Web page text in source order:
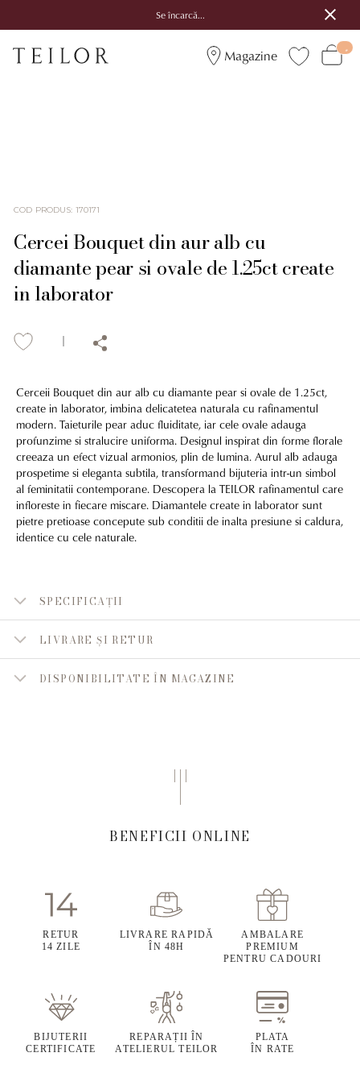
Se încarcă...
Magazine
COD PRODUS: 170171
Cercei Bouquet din aur alb cu
diamante pear si ovale de 1.25ct create
in laborator
Cerceii Bouquet din aur alb cu diamante pear si ovale de 1.25ct,
create in laborator, imbina delicatetea naturala cu rafinamentul
modern. Taieturile pear aduc fluiditate, iar cele ovale adauga
profunzime si stralucire uniforma. Designul inspirat din forme florale
creeaza un efect vizual armonios, plin de lumina. Aurul alb adauga
prospetime si eleganta subtila, transformand bijuteria intr-un simbol
al feminitatii contemporane. Descopera la TEILOR rafinamentul care
infloreste in fiecare miscare. Diamantele create in laborator sunt
pietre pretioase concepute sub conditii de inalta presiune si caldura,
identice cu cele naturale.
SPECIFICAȚII
LIVRARE ȘI RETUR
DISPONIBILITATE ÎN MAGAZINE
BENEFICII ONLINE
RETUR
14 ZILE
LIVRARE RAPIDĂ
ÎN 48H
AMBALARE
PREMIUM
PENTRU CADOURI
BIJUTERII
CERTIFICATE
REPARAȚII ÎN
ATELIERUL TEILOR
PLATA
ÎN RATE